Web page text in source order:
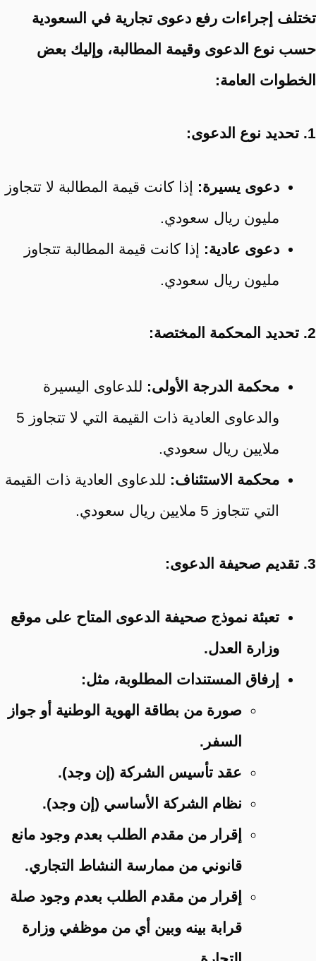
تختلف إجراءات رفع دعوى تجارية في السعودية
حسب نوع الدعوى وقيمة المطالبة، وإليك بعض
الخطوات العامة:
1. تحديد نوع الدعوى:
دعوى يسيرة:
إذا كانت قيمة المطالبة لا تتجاوز
مليون ريال سعودي.
دعوى عادية:
إذا كانت قيمة المطالبة تتجاوز
مليون ريال سعودي.
2. تحديد المحكمة المختصة:
محكمة الدرجة الأولى: للدعاوى اليسيرة
والدعاوى العادية ذات القيمة التي لا تتجاوز 5
ملايين ريال سعودي.
محكمة الاستئناف: للدعاوى العادية ذات القيمة
التي تتجاوز 5 ملايين ريال سعودي.
3. تقديم صحيفة الدعوى:
تعبئة نموذج صحيفة الدعوى المتاح على موقع
وزارة العدل.
إرفاق المستندات المطلوبة، مثل:
صورة من بطاقة الهوية الوطنية أو جواز
السفر.
عقد تأسيس الشركة (إن وجد).
نظام الشركة الأساسي (إن وجد).
إقرار من مقدم الطلب بعدم وجود مانع
قانوني من ممارسة النشاط التجاري.
إقرار من مقدم الطلب بعدم وجود صلة
قرابة بينه وبين أي من موظفي وزارة